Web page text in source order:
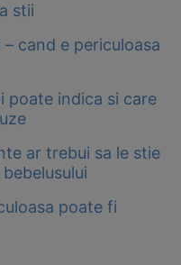
stii
cand e periculoasa
poate indica si care
ar trebui sa le stie
poate fi